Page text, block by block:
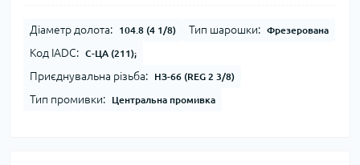
Діаметр долота: 104.8 (4 1/8) Тип шарошки: Фрезерована
Код IADC: С-ЦА (211);
Приєднувальна різьба: НЗ-66 (REG 2 3/8)
Тип промивки: Центральна промивка